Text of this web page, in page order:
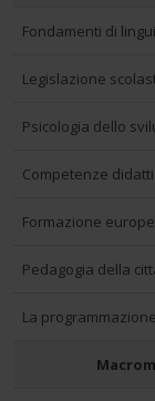
Fondamenti di
Legislazione
Psicologia dello
Competenze
Formazione
Pedagogia della
La